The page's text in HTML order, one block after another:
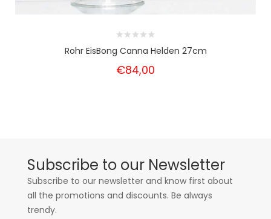
Rohr EisBong Canna Helden 27cm
€84,00
Subscribe to our Newsletter
Subscribe to our newsletter and know first about
all the promotions and discounts. Be always
trendy.